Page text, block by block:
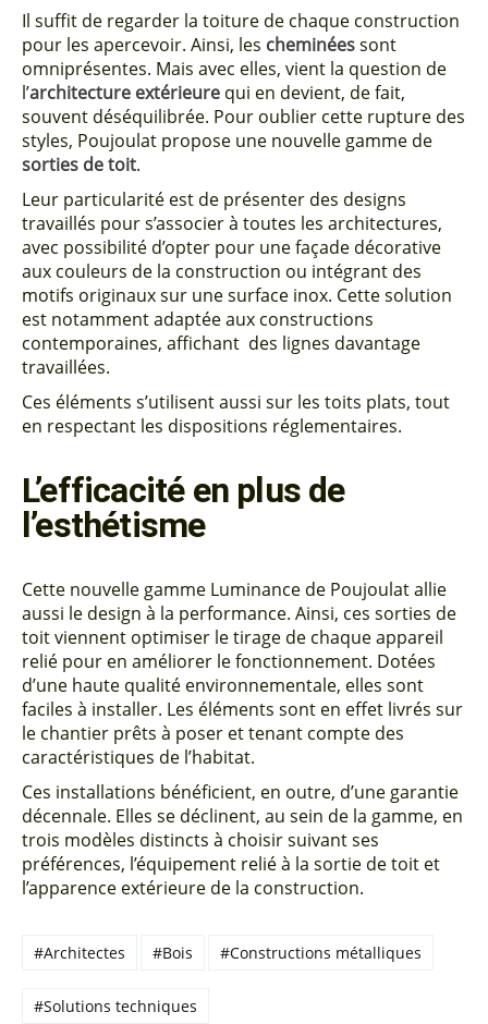
Il suffit de regarder la toiture de chaque construction
pour les apercevoir. Ainsi, les cheminéessont
omniprésentes. Mais avec elles, vient la question de
l’architecture extérieure qui en devient, de fait,
souvent déséquilibrée. Pour oublier cette rupture des
styles, Poujoulat propose une nouvelle gamme de
sorties de toit.
Leur particularité est de présenter des designs
travaillés pour s’associer à toutes les architectures,
avec possibilité d’opter pour une façade décorative
aux couleurs de la construction ou intégrant des
motifs originaux sur une surface inox. Cette solution
est notamment adaptée aux constructions
contemporaines, affichant des lignes davantage
travaillées.
Ces éléments s’utilisent aussi sur les toits plats, tout
en respectant les dispositions réglementaires.
L’efficacité en plus de
l’esthétisme
Cette nouvelle gamme Luminance de Poujoulat allie
aussi le design à la performance. Ainsi, ces sorties de
toit viennent optimiser le tirage de chaque appareil
relié pour en améliorer le fonctionnement. Dotées
d’une haute qualité environnementale, elles sont
faciles à installer. Les éléments sont en effet livrés sur
le chantier prêts à poser et tenant compte des
caractéristiques de l’habitat.
Ces installations bénéficient, en outre, d’une garantie
décennale. Elles se déclinent, au sein de la gamme, en
trois modèles distincts à choisir suivant ses
préférences, l’équipement relié à la sortie de toit et
l’apparence extérieure de la construction.
#Architectes #Bois #Constructions métalliques
#Solutions techniques